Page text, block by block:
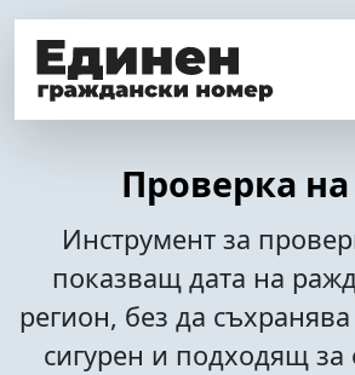
Проверка
Инструмент за
показващ дата на
регион, без да
сигурен и подходящ за